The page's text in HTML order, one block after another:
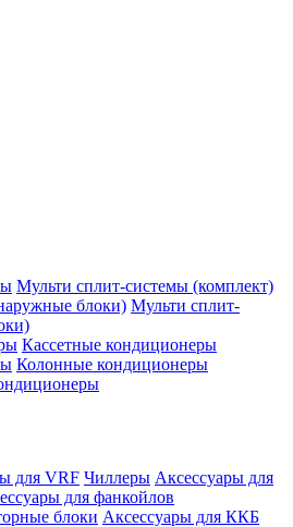
Мульти сплит-системы (комплект)
блоки) Мульти сплит-
Кассетные кондиционеры
Колонные кондиционеры
для VRF Чиллеры Аксессуары для
для фанкойлов
блоки Аксессуары для ККБ